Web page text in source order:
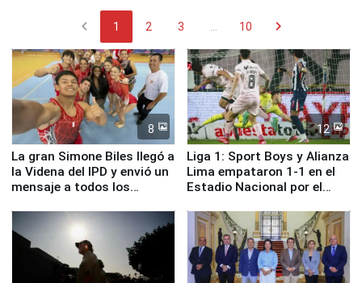
chevron_left 1 2 3 10 chevron_right
8
La gran Simone Biles llegó a
la Videna del IPD y envió un
mensaje a todos los
12
Liga 1: Sport Boys y Alianza
Lima empataron 1-1 en el
Estadio Nacional por el